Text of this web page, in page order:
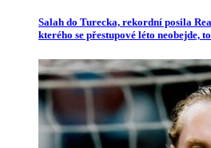
Salah do Turecka, rekordní posila
kterého se přestupové léto neobejde,